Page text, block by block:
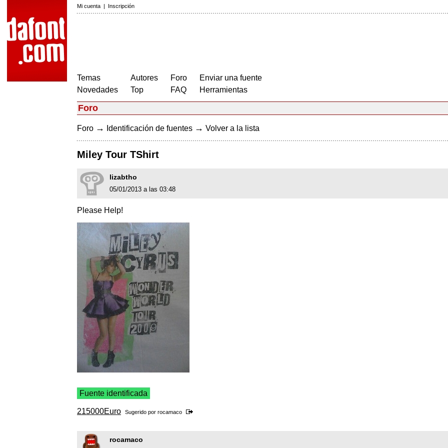
Mi cuenta | Inscripción
Temas
Novedades
Autores
Top
Foro
FAQ
Enviar una fuente
Herramientas
Foro
Foro → Identificación de fuentes → Volver a la lista
Miley Tour TShirt
lizabtho
05/01/2013 a las 03:48
Please Help!
Fuente identificada
215000Euro Sugerido por rocamaco
rocamaco